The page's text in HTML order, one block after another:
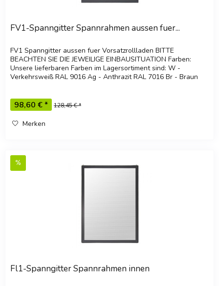
FV1-Spanngitter Spannrahmen aussen fuer...
FV1 Spanngitter aussen fuer Vorsatzrollladen BITTE
BEACHTEN SIE DIE JEWEILIGE EINBAUSITUATION Farben:
Unsere lieferbaren Farben im Lagersortiment sind: W -
Verkehrsweiß RAL 9016 Ag - Anthrazit RAL 7016 Br - Braun
98,60 € * 128,45 € *
Merken
Fl1-Spanngitter Spannrahmen innen